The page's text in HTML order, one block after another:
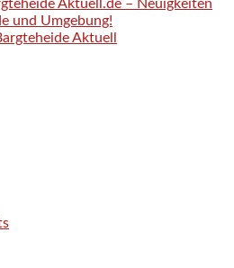
Aktuell.de – Neuigkeiten
und Umgebung!